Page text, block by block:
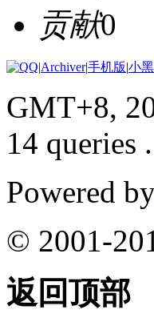
贡献0
|Archiver|手机版|小
GMT+8,
14 queries .
Powered
© 2001-
返回顶部